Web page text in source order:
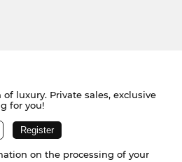
luxury. Private sales, exclusive
for you!
on the processing of your